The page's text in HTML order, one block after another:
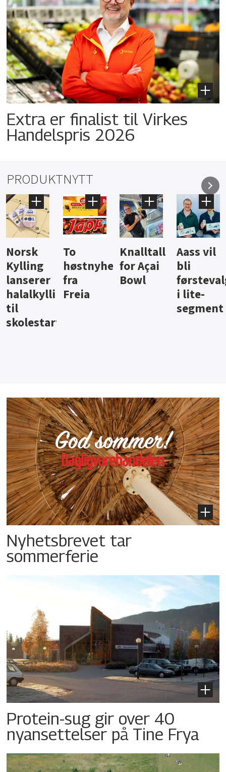
Extra er finalist til Virkes
Handelspris 2026
PRODUKTNYTT
Knalltall
for Açai
Bowl
Aass vil
bli
førstevalg
i lite-
Brus og
jus fra
Berentsen
Hard
iste fra
Hansa
Nyhetsbrevet tar
sommerferie
Protein-sug gir over 40
nyansettelser på Tine Frya